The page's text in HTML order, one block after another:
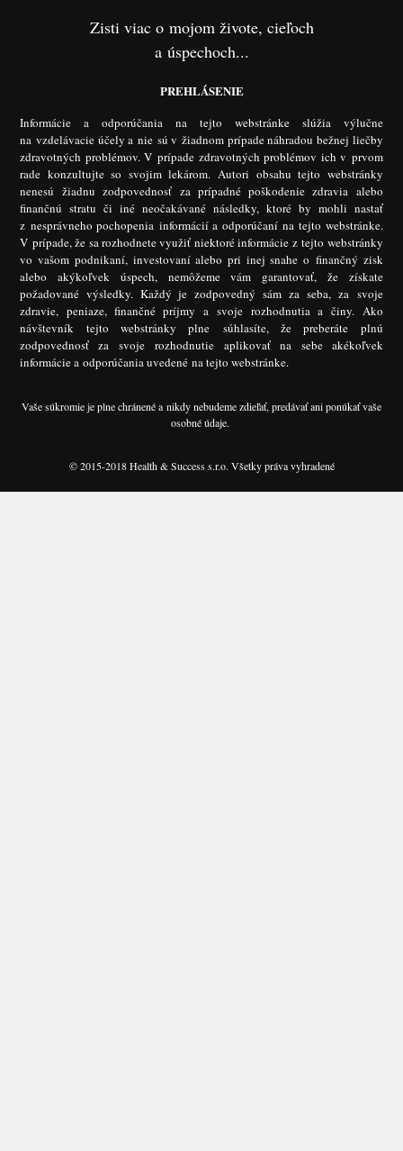
Zisti viac o mojom živote, cieľoch
a úspechoch...
PREHLÁSENIE
Informácie a odporúčania na tejto webstránke slúžia výlučne
na vzdelávacie účely a nie sú v žiadnom prípade náhradou bežnej liečby
zdravotných problémov. V prípade zdravotných problémov ich v prvom
rade konzultujte so svojim lekárom. Autori obsahu tejto webstránky
nenesú žiadnu zodpovednosť za prípadné poškodenie zdravia alebo
finančnú stratu či iné neočakávané následky, ktoré by mohli nastať
z nesprávneho pochopenia informácií a odporúčaní na tejto webstránke.
V prípade, že sa rozhodnete využiť niektoré informácie z tejto webstránky
vo vašom podnikaní, investovaní alebo pri inej snahe o finančný zisk
alebo akýkoľvek úspech, nemôžeme vám garantovať, že získate
požadované výsledky. Každý je zodpovedný sám za seba, za svoje
zdravie, peniaze, finančné príjmy a svoje rozhodnutia a činy. Ako
návštevník tejto webstránky plne súhlasíte, že preberáte plnú
zodpovednosť za svoje rozhodnutie aplikovať na sebe akékoľvek
informácie a odporúčania uvedené na tejto webstránke.
Vaše súkromie je plne chránené a nikdy nebudeme zdieľať, predávať ani ponúkať vaše
osobné údaje.
© 2015-2018 Health & Success s.r.o. Všetky práva vyhradené